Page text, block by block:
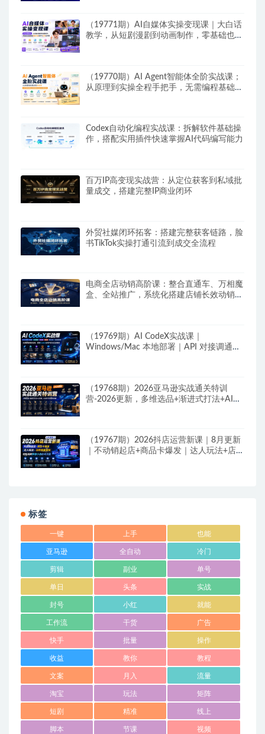
（19771期）AI自媒体实操变现课｜大白话
教学，从短剧漫剧到动画制作，零基础也能
（19770期）AI Agent智能体全阶实战课；
从原理到实操全程手把手，无需编程基础也
Codex自动化编程实战课：拆解软件基础操
作，搭配实用插件快速掌握AI代码编写能力
百万IP高变现实战营：从定位获客到私域批
量成交，搭建完整IP商业闭环
外贸社媒闭环拓客：搭建完整获客链路，脸
书TikTok实操打通引流到成交全流程
电商全店动销高阶课：整合直通车、万相魔
盒、全站推广，系统化搭建店铺长效动销方
（19769期）AI CodeX实战课｜
Windows/Mac 本地部署｜API 对接调通｜
（19768期）2026亚马逊实战通关特训
营-2026更新，多维选品+渐进式打法+AI应
（19767期）2026抖店运营新课｜8月更新
｜不动销起店+商品卡爆发｜达人玩法+店群
标签
一键 上手 也能
亚马逊 全自动 冷门
剪辑 副业 单号
单日 头条 实战
封号 小红 就能
工作流 干货 广告
快手 批量 操作
收益 教你 教程
文案 月入 流量
淘宝 玩法 矩阵
短剧 精准 线上
脚本 节课 视频